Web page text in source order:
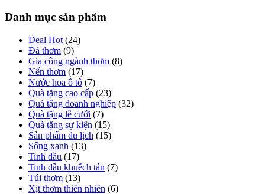
Danh mục sản phẩm
Deal Hot (24)
Đá thơm (9)
Gia công ngành thơm (8)
Nến thơm (17)
Nước hoa ô tô (7)
Quà tặng cao cấp (23)
Quà tặng doanh nghiệp (32)
Quà tặng lễ cưới (7)
Quà tặng sự kiện (15)
Sản phẩm du lịch (15)
Sống xanh (13)
Tinh dầu (17)
Tinh dầu khuếch tán (7)
Túi thơm (13)
Xịt thơm thiên nhiên (6)